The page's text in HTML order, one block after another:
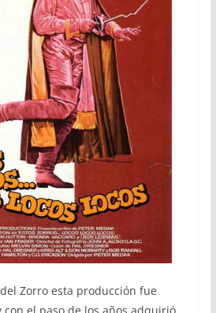
Zorro esta producción fue